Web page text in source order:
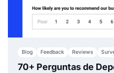
Blog Feedback Reviews
70+ Perguntas de